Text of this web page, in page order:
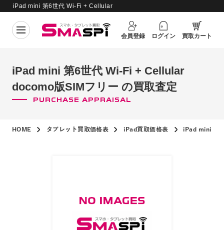
iPad mini 第6世代 Wi-Fi + Cellular
会員登録 ログイン 買取カート
iPad mini 第6世代 Wi-Fi + Cellular
docomo版SIMフリー の買取査定
PURCHASE APPRAISAL
HOME タブレット買取価格表 iPad買取価格表 iPad mini 買